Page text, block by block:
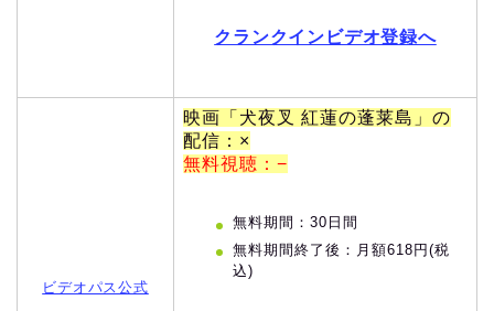
クランクインビデオ登録へ
ビデオパス公式
映画「犬夜叉 紅蓮の蓬莱島」の
配信：×
無料視聴：−
無料期間：30日間
無料期間終了後：月額618円(税
込)